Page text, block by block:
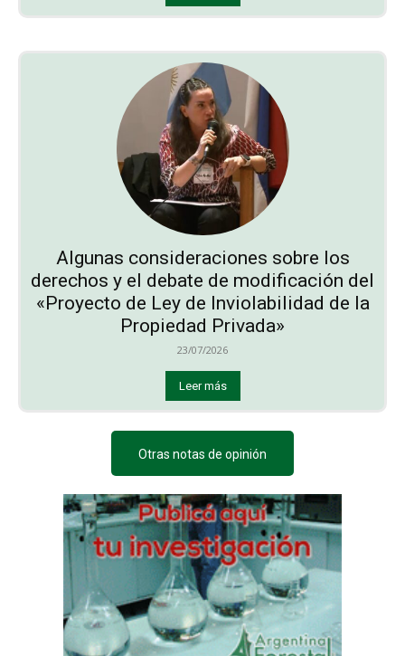
Algunas consideraciones sobre los
derechos y el debate de modificación del
«Proyecto de Ley de Inviolabilidad de la
Propiedad Privada»
23/07/2026
Leer más
Otras notas de opinión